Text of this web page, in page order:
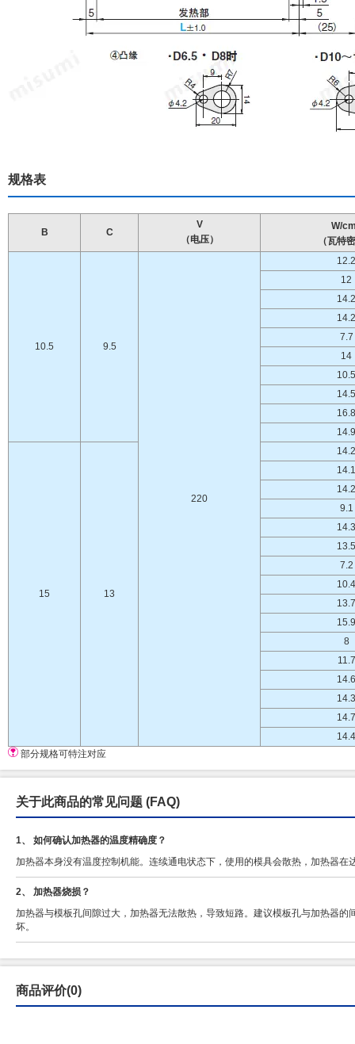
规格表
B C
V
（电压）
W/
（瓦特
10.5 9.5
220
12.2
12
14.2
14.2
7.7
14
10.5
14.5
16.8
14.9
15 13
14.2
14.1
14.2
9.1
14.3
13.5
7.2
10.4
13.7
15.9
8
11.7
14.6
14.3
14.7
14.4
部分规格可特注对应
关于此商品的常见问题 (FAQ)
1、 如何确认加热器的温度精确度？
加热器本身没有温度控制机能。连续通电状态下，使用的模具会散热，加热器
2、 加热器烧损？
加热器与模板孔间隙过大，加热器无法散热，导致短路。建议模板孔与加热器
坏。
商品评价(0)